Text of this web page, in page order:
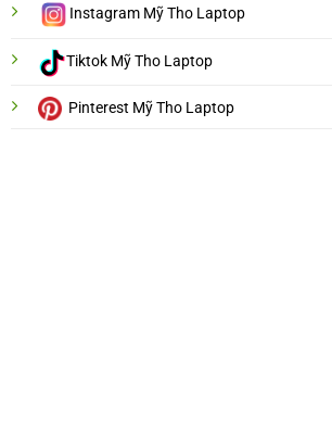
Instagram Mỹ Tho Laptop
Tiktok Mỹ Tho Laptop
Pinterest Mỹ Tho Laptop